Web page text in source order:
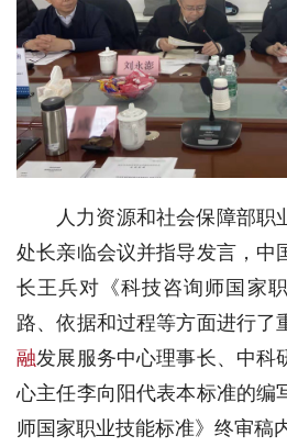
人力资源和社会保障部职
处长亲临会议并指导发言，中
长王兵对《科技咨询师国家
路、依据和过程等方面进行了
融发展服务中心理事长、中科
心主任李向阳代表本标准的编
师国家职业技能标准》终审稿